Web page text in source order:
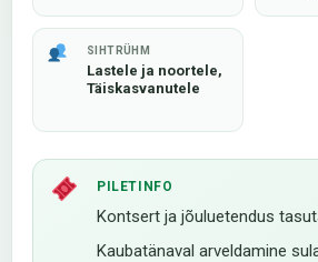
SIHTRÜHM
Lastele ja noortele,
Täiskasvanutele
PILETINFO
Kontsert ja jõuluetendus
Kaubatänaval arveldamine